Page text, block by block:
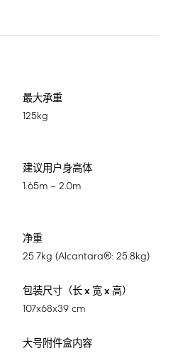
最大承重
125kg
建议用户身高体
1.65m – 2.0m
净重
25.7kg (Alcantara®: 25.8kg)
包装尺寸（长 x 宽 x 高）
107x68x39 cm
大号附件盒内容